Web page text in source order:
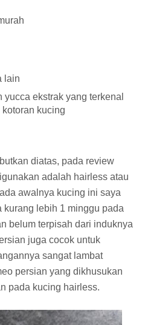
lain
ekstrak yang terkenal
kucing
diatas, pada review
adalah hairless atau
awalnya kucing ini saya
kurang lebih 1 minggu pada
belum terpisah dari induknya
juga cocok untuk
sangat lambat
persian yang dikhusukan
pada kucing hairless.